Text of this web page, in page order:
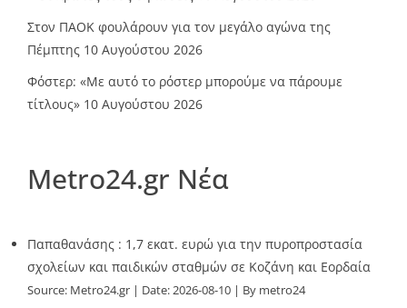
Στον ΠΑΟΚ φουλάρουν για τον μεγάλο αγώνα της
Πέμπτης 10 Αυγούστου 2026
Φόστερ: «Με αυτό το ρόστερ μπορούμε να πάρουμε
τίτλους» 10 Αυγούστου 2026
Metro24.gr Νέα
Παπαθανάσης : 1,7 εκατ. ευρώ για την πυροπροστασία
σχολείων και παιδικών σταθμών σε Κοζάνη και Εορδαία
Source: Metro24.gr Date: 2026-08-10 By metro24